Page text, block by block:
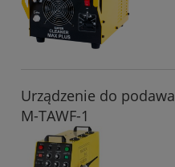
Urządzenie do
M-TAWF-1